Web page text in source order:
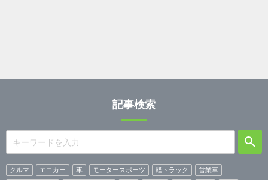
記事検索
クルマ エコカー 車 モータースポーツ 軽トラック
営業車